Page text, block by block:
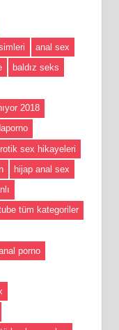
anal sex
baldız seks
2018
sex hikayeleri
hijap anal sex
tüm kategoriler
porno